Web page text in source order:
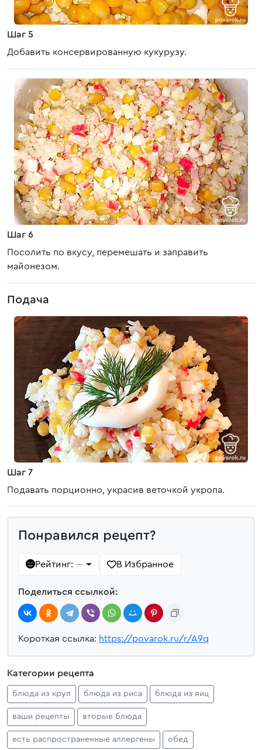
Шаг 5
Добавить консервированную кукурузу.
Шаг 6
Посолить по вкусу, перемешать и заправить
майонезом.
Подача
Шаг 7
Подавать порционно, украсив веточкой укропа.
Понравился рецепт?
Рейтинг: — В Избранное
Поделиться ссылкой:
Короткая ссылка: https://povarok.ru/r/A9q
Категории рецепта
блюда из круп блюда из риса блюда из яиц
ваши рецепты вторые блюда
есть распространенные аллергены обед